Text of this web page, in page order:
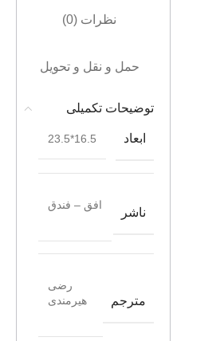
نظرات (0)
حمل و نقل و تحویل
توضیحات تکمیلی
ابعاد 16.5*23.5
ناشر
افق – فندق
مترجم
رضی
هیرمندی